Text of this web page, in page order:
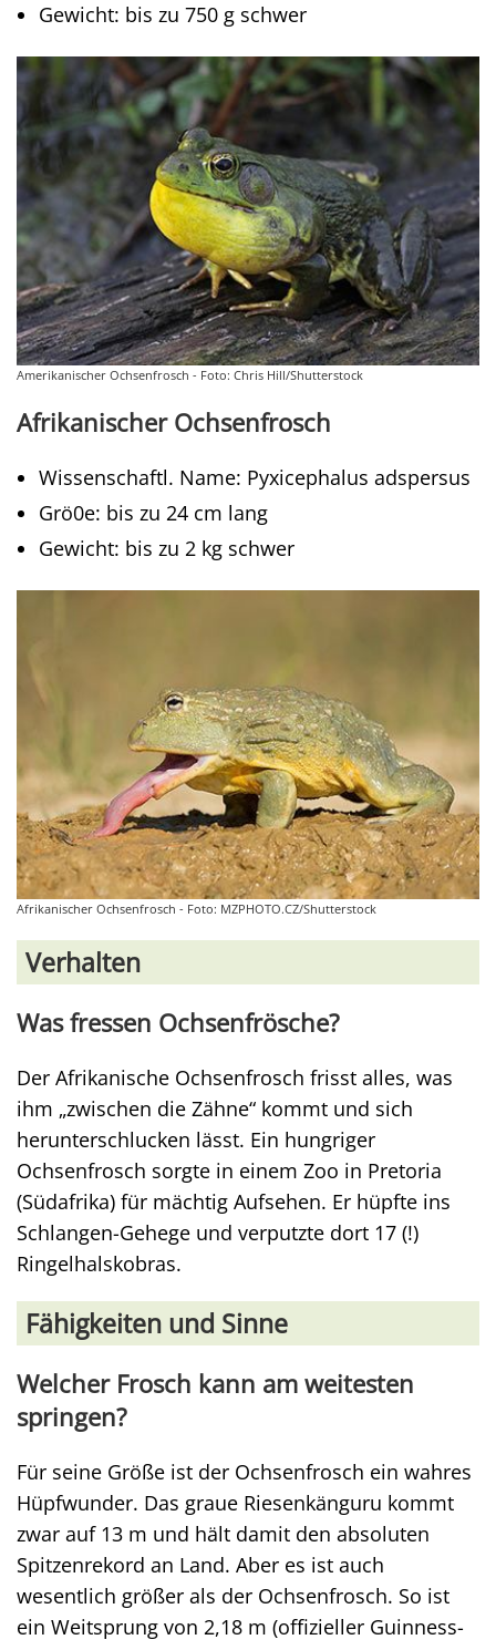
Gewicht: bis zu 750 g schwer
Amerikanischer Ochsenfrosch - Foto: Chris Hill/Shutterstock
Afrikanischer Ochsenfrosch
Wissenschaftl. Name: Pyxicephalus adspersus
Grö0e: bis zu 24 cm lang
Gewicht: bis zu 2 kg schwer
Afrikanischer Ochsenfrosch - Foto: MZPHOTO.CZ/Shutterstock
Verhalten
Was fressen Ochsenfrösche?
Der Afrikanische Ochsenfrosch frisst alles, was
ihm „zwischen die Zähne“ kommt und sich
herunterschlucken lässt. Ein hungriger
Ochsenfrosch sorgte in einem Zoo in Pretoria
(Südafrika) für mächtig Aufsehen. Er hüpfte ins
Schlangen-Gehege und verputzte dort 17 (!)
Ringelhalskobras.
Fähigkeiten und Sinne
Welcher Frosch kann am weitesten
springen?
Für seine Größe ist der Ochsenfrosch ein wahres
Hüpfwunder. Das graue Riesenkänguru kommt
zwar auf 13 m und hält damit den absoluten
Spitzenrekord an Land. Aber es ist auch
wesentlich größer als der Ochsenfrosch. So ist
ein Weitsprung von 2,18 m (offizieller Guinness-